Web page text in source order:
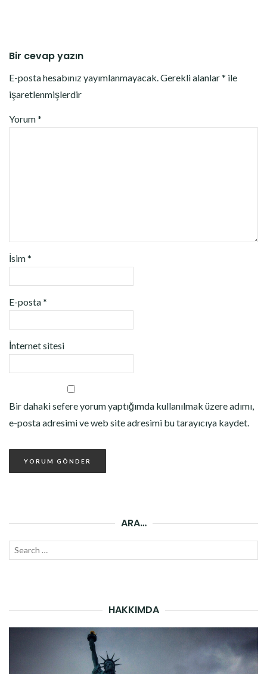
Bir cevap yazın
E-posta hesabınız yayımlanmayacak.Gerekli alanlar* ile
işaretlenmişlerdir
Yorum*
İsim*
E-posta*
İnternet sitesi
Bir dahaki sefere yorum yaptığımda kullanılmak üzere adımı,
e-posta adresimi ve web site adresimi bu tarayıcıya kaydet.
ARA…
Search
HAKKIMDA